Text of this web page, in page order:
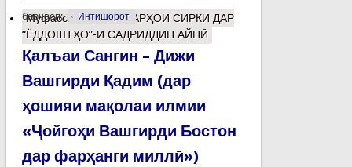
барчасп: Интишорот
Муфассалтаро ҲУНАРҲОИ СИРКӢ ДАР
“ЁДДОШТҲО”-И САДРИДДИН АЙНӢ
Қалъаи Сангин – Дижи
Вашгирди Қадим (дар
ҳошияи мақолаи илмии
«Ҷойгоҳи Вашгирди Бостон
дар фарҳанги миллӣ»)